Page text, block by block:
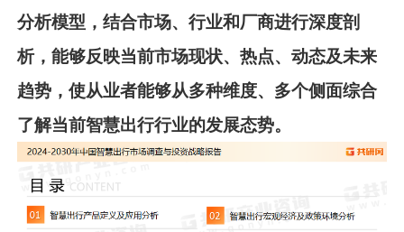
分析模型，结合市场、行业和厂商进行深度剖
析，能够反映当前市场现状、热点、动态及未来
趋势，使从业者能够从多种维度、多个侧面综合
了解当前智慧出行行业的发展态势。